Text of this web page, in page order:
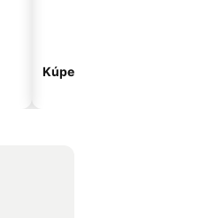
Kúpeľné hotely